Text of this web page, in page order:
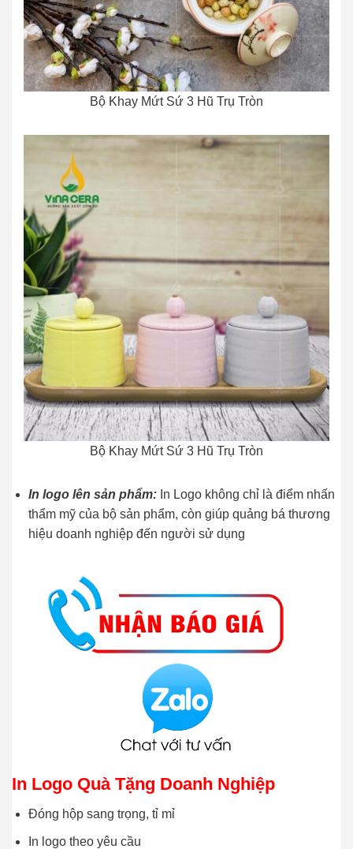
Bộ Khay Mứt Sứ 3 Hũ Trụ Tròn
Bộ Khay Mứt Sứ 3 Hũ Trụ Tròn
In logo lên sản phẩm:In Logo không chỉ là điểm nhấn
thẩm mỹ của bộ sản phẩm, còn giúp quảng bá thương
hiệu doanh nghiệp đến người sử dụng
In Logo Quà Tặng Doanh Nghiệp
Đóng hộp sang trọng, tỉ mỉ
In logo theo yêu cầu